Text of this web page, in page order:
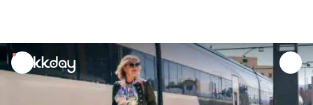
unread
notifications